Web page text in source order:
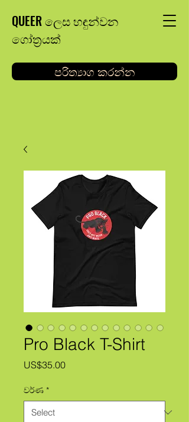
QUEER ලෙස හඳුන්වන
ගෝත්‍රයක්
පරිත්‍යාග කරන්න
Pro Black T-Shirt
US$35.00Price
වර්ණ *